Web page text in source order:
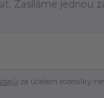
Zasíláme jednou
za účelem rozesílky